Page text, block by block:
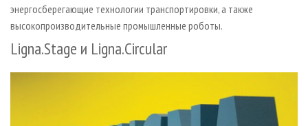
энергосберегающие технологии транспортировки, а также
высокопроизводительные промышленные роботы.
Ligna.Stage и Ligna.Circular